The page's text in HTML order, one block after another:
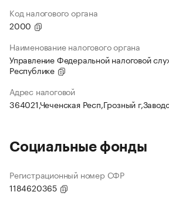
Код налогового органа
2000
Наименование налогового органа
Управление Федеральной налоговой
Республике
Адрес налоговой
364021,Чеченская Респ,Грозный
Социальные фонды
Регистрационный номер СФР
1184620365